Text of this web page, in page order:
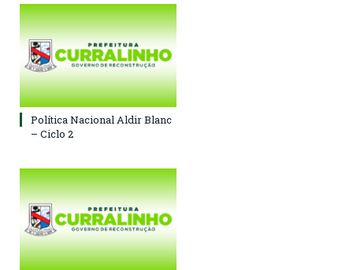
Política Nacional Aldir Blanc
– Ciclo 2